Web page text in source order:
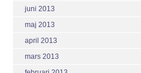
juni 2013
maj 2013
april 2013
mars 2013